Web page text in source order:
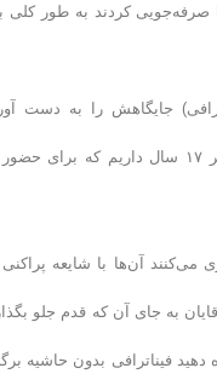
صرفه‌جویی کردند به طور کلی
(جام باشگاه‌های آسیا – فیناترافی) جایگاهش را به دست
است. فدراسیون برای رشد توسعه این رشته میزبانی را قبول کرد ما الآن یک تیم بزرگسالان، یک تیم جوانان و یک تیم زیر ۱۷ سال داریم که
آن‌ها با شایعه پراکنی
به جای آن که قدم جلو
فیناترافی بدون حاشیه